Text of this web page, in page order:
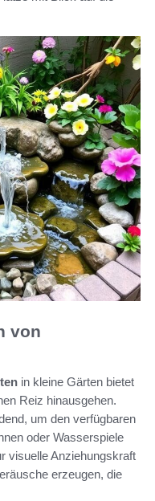
von
in kleine Gärten bietet
Reiz hinausgehen.
um den verfügbaren
oder Wasserspiele
visuelle Anziehungskraft
erzeugen, die